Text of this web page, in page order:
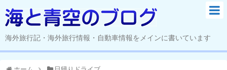
海外旅行記・海外旅行情報・自動車情報をメインに書いています